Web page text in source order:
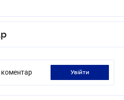
коментар увійти